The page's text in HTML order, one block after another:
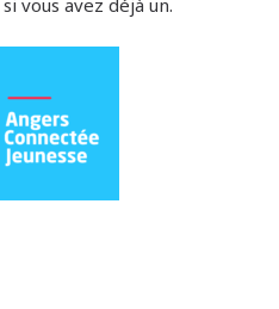
vous avez déjà un.